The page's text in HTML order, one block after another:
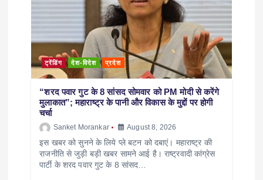
ट्रेंडिंग देश-विदेश प्रदेश
“शरद पवार गुट के 8 सांसद सोमवार को PM मोदी से करेंगे
मुलाकात”; महाराष्ट्र के पानी और विकास के मुद्दों पर होगी
चर्चा
Sanket Morankar August 8, 2026
इस खबर को सुनने के लिये प्ले बटन को दबाएं। महाराष्ट्र की
राजनीति से जुड़ी बड़ी खबर सामने आई है। राष्ट्रवादी कांग्रेस
पार्टी के शरद पवार गुट के 8 सांसद…